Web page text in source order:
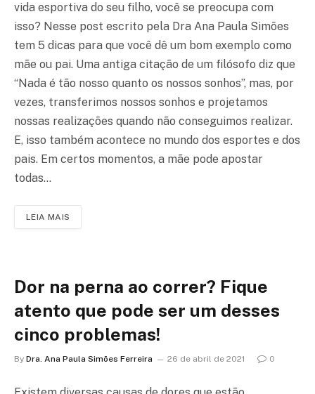
vida esportiva do seu filho, você se preocupa com
isso? Nesse post escrito pela Dra Ana Paula Simões
tem 5 dicas para que você dê um bom exemplo como
mãe ou pai. Uma antiga citação de um filósofo diz que
“Nada é tão nosso quanto os nossos sonhos”, mas, por
vezes, transferimos nossos sonhos e projetamos
nossas realizações quando não conseguimos realizar.
E, isso também acontece no mundo dos esportes e dos
pais. Em certos momentos, a mãe pode apostar
todas…
LEIA MAIS
Dor na perna ao correr? Fique
atento que pode ser um desses
cinco problemas!
By Dra. Ana Paula Simões Ferreira 26 de abril de 2021 0